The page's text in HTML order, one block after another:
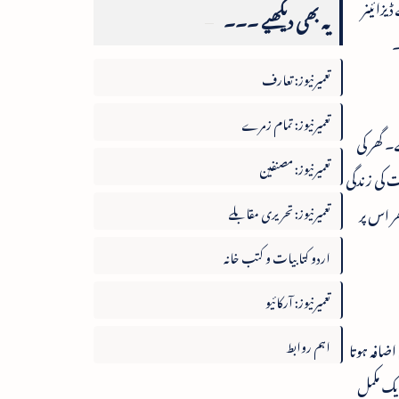
گھر کی
کی زندگی
اس پر
ہوتا
مکمل
یہ بھی دیکھیے ۔۔۔
تعمیرنیوز: تعارف
تعمیرنیوز: تمام زمرے
تعمیرنیوز: مصنفین
تعمیرنیوز: تحریری مقابلے
اردو کتابیات و کتب خانہ
تعمیرنیوز: آرکائیو
اہم روابط